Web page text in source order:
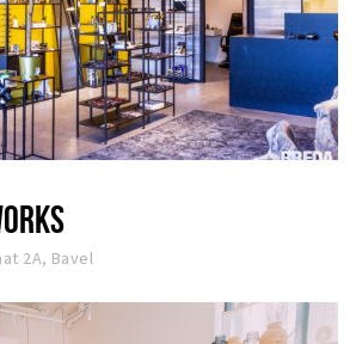
2A, Bavel